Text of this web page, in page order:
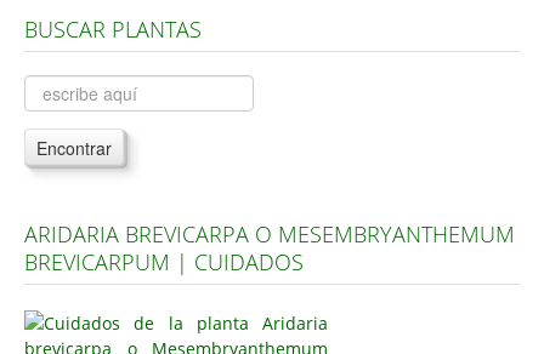
Árboles, Cicas y Palmeras de la G a la Z
Plantas Anuales y Perennes
Plantas Bulbosas y Acuáticas
Plantas de Interior
Plantas Aromáticas y de Huerto
Plantas Carnívoras y Orquídeas
Consejos
BUSCAR PLANTAS
Encontrar
ARIDARIA BREVICARPA O MESEMBRYANTHEMUM
BREVICARPUM | CUIDADOS